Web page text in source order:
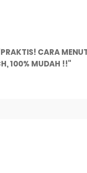
CARA
100% MUDAH !!"